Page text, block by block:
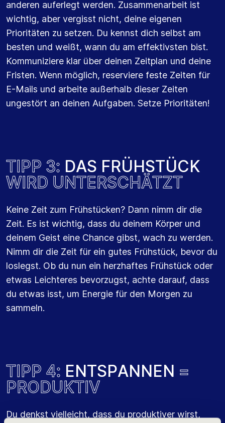
anderen auferlegt werden. Zusammenarbeit ist
wichtig, aber vergisst nicht, deine eigenen
Prioritäten zu setzen. Du kennst dich selbst am
besten und weißt, wann du am effektivsten bist.
Kommuniziere klar über deinen Zeitplan und deine
Fristen. Wenn möglich, reserviere feste Zeiten für
E-Mails und arbeite außerhalb dieser Zeiten
ungestört an deinen Aufgaben. Setze Prioritäten!
TIPP 3: DAS FRÜHSTÜCK
WIRD UNTERSCHÄTZT
Keine Zeit zum Frühstücken? Dann nimm dir die
Zeit. Es ist wichtig, dass du deinem Körper und
deinem Geist eine Chance gibst, wach zu werden.
Nimm dir die Zeit für ein gutes Frühstück, bevor du
loslegst. Ob du nun ein herzhaftes Frühstück oder
etwas Leichteres bevorzugst, achte darauf, dass
du etwas isst, um Energie für den Morgen zu
sammeln.
TIPP 4: ENTSPANNEN =
PRODUKTIV
Du denkst vielleicht, dass du produktiver wirst,